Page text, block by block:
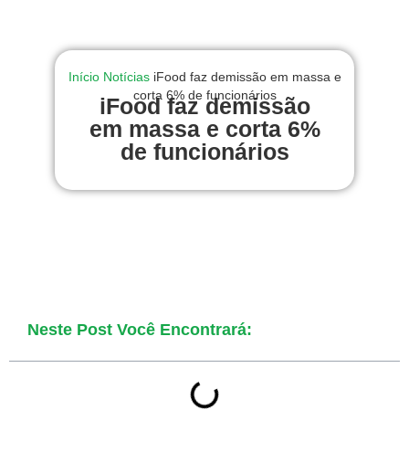
Início Notícias iFood faz demissão em massa e
corta 6% de funcionários
iFood faz demissão
em massa e corta 6%
de funcionários
Neste Post Você Encontrará: